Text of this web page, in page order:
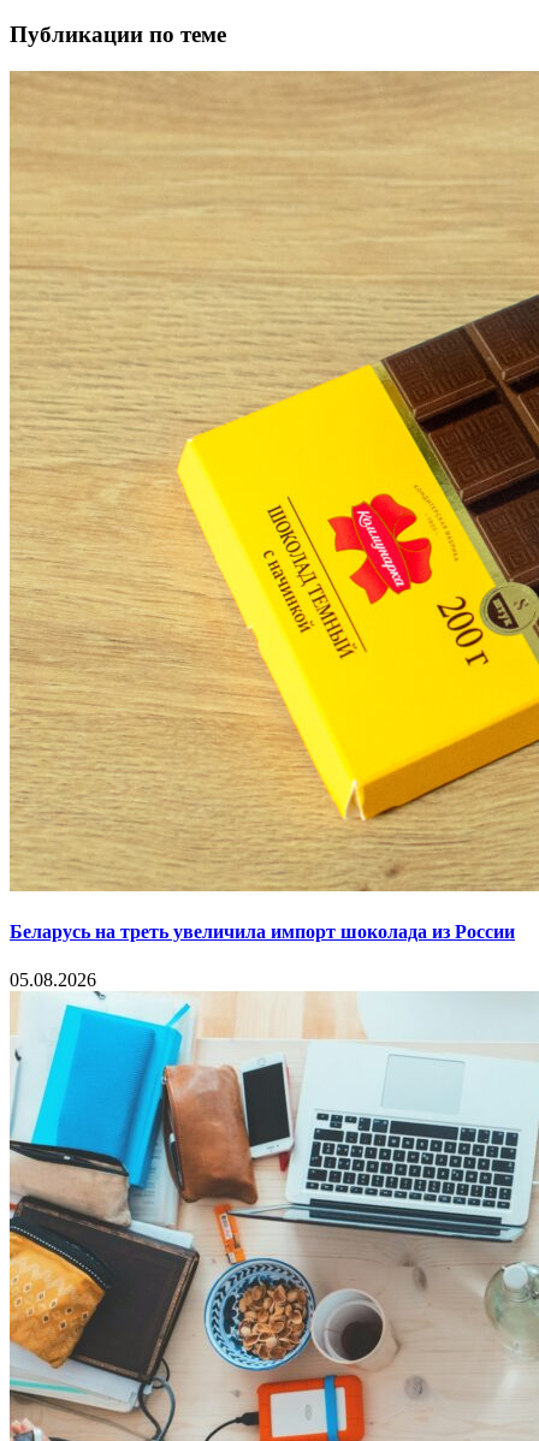
Публикации по теме
Беларусь на треть увеличила импорт шоколада из России
05.08.2026